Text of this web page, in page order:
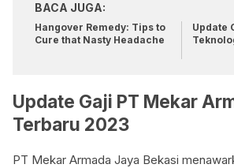
BACA JUGA:
Hangover Remedy: Tips to
Cure that Nasty Headache
Update
Update Gaji PT Mekar
Terbaru 2023
PT Mekar Armada Jaya Bekasi